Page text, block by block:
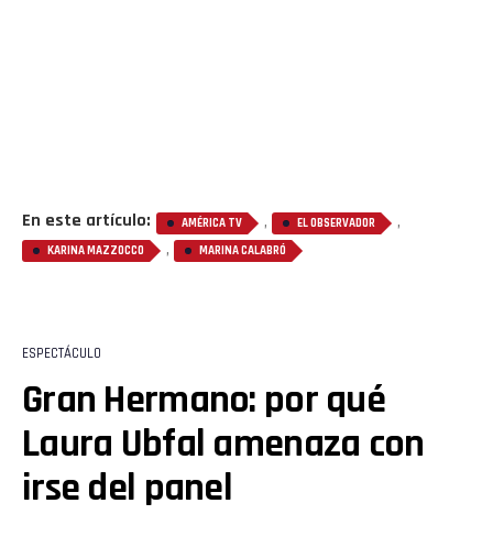
En este artículo: AMÉRICA TV , EL OBSERVADOR ,
KARINA MAZZOCCO , MARINA CALABRÓ
ESPECTÁCULO
Gran Hermano: por qué
Laura Ubfal amenaza con
irse del panel
Email